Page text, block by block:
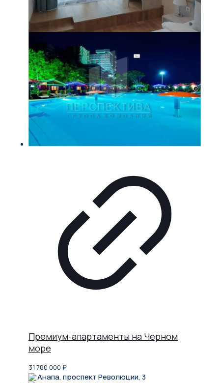
Премиум-апартаменты на Черном
море
31 780 000 ₽
Анапа, проспект Революции, 3